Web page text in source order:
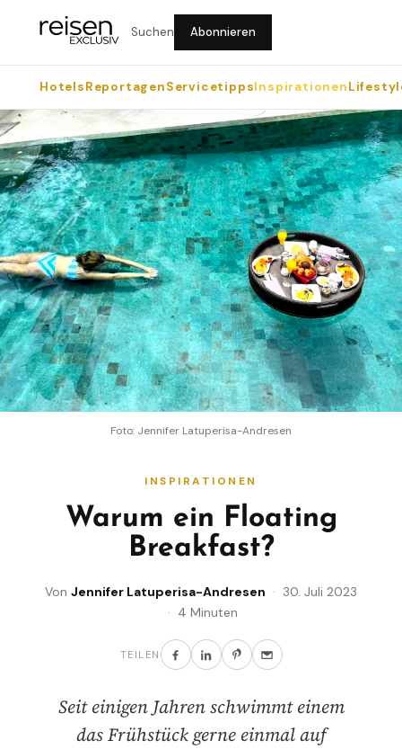
Suchen Abonnieren
HotelsReportagenServicetippsInspirationen
Foto: Jennifer Latuperisa-Andresen
INSPIRATIONEN
Warum ein Floating
Breakfast?
Von Jennifer Latuperisa-Andresen · 30. Juli 2023
· 4 Minuten
TEILEN
Seit einigen Jahren schwimmt einem
das Frühstück gerne einmal auf